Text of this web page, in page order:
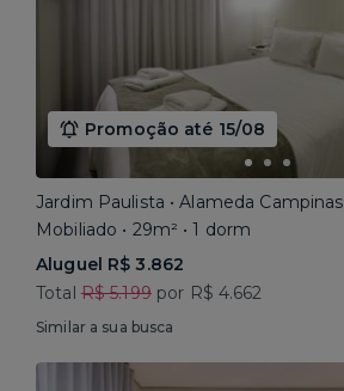
Promoção até 15/08
Jardim Paulista • Alameda Campinas
Mobiliado • 29m² • 1 dorm
Aluguel R$ 3.862
Total R$ 5.199por R$ 4.662
Similar a sua busca